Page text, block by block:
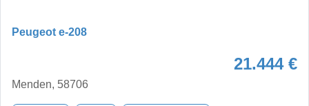
Peugeot e-208
21.444 €
Menden, 58706